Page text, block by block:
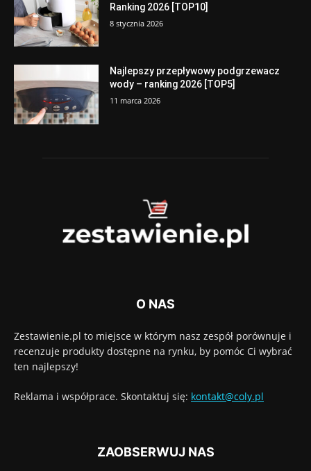
Ranking 2026 [TOP10]
8 stycznia 2026
Najlepszy przepływowy podgrzewacz
wody – ranking 2026 [TOP5]
11 marca 2026
O NAS
Zestawienie.pl to miejsce w którym nasz zespół porównuje i
recenzuje produkty dostępne na rynku, by pomóc Ci wybrać
ten najlepszy!
Reklama i współprace. Skontaktuj się: kontakt@coly.pl
ZAOBSERWUJ NAS